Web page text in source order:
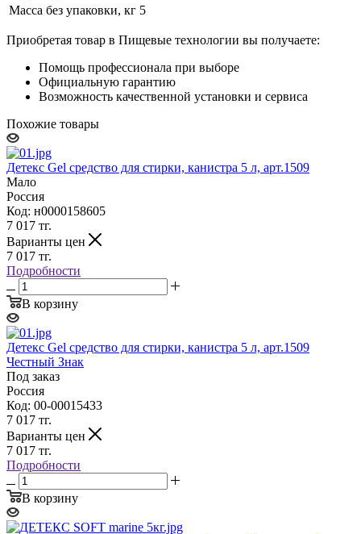
Масса без упаковки, кг 5
Приобретая товар в Пищевые технологии вы получаете:
Помощь профессионала при выборе
Официальную гарантию
Возможность качественной установки и сервиса
Похожие товары
Детекс Gel средство для стирки, канистра 5 л, арт.1509
Мало
Россия
Код: н0000158605
7 017 тг.
Варианты цен
7 017 тг.
Подробности
В корзину
Детекс Gel средство для стирки, канистра 5 л, арт.1509
Честный Знак
Под заказ
Россия
Код: 00-00015433
7 017 тг.
Варианты цен
7 017 тг.
Подробности
В корзину